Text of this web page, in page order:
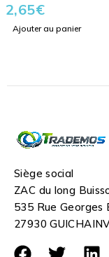
2,65€
Ajouter au panier
Siège social
ZAC du long
535 Rue Georges
27930